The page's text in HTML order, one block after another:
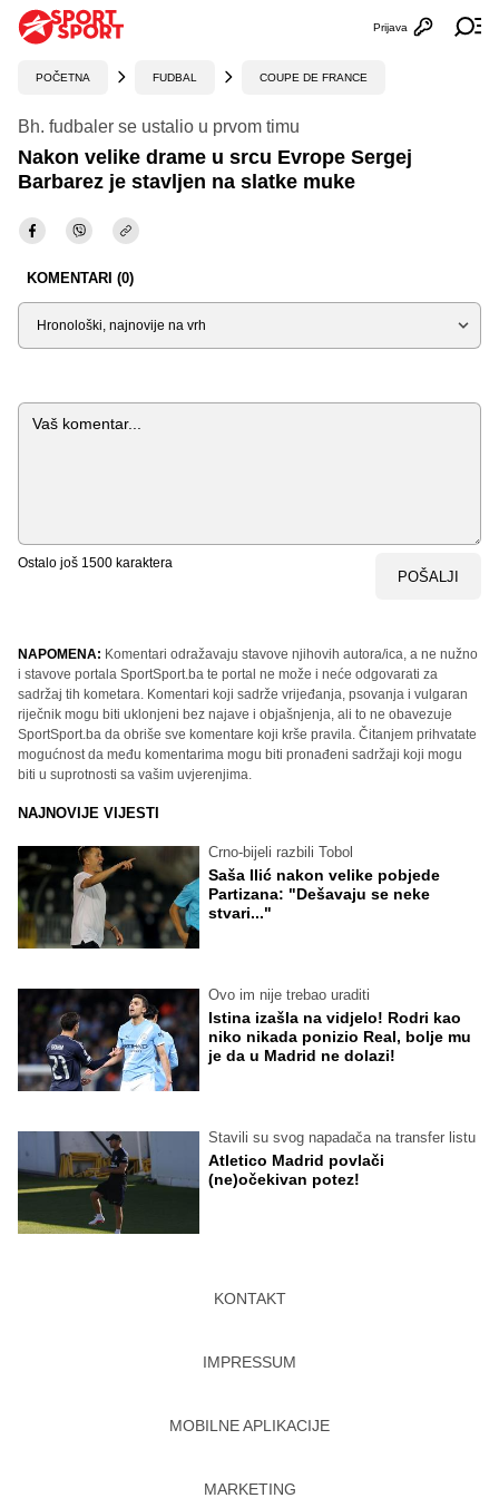
Otvori
Prijava
POČETNA FUDBAL COUPE DE FRANCE
Bh. fudbaler se ustalio u prvom timu
Nakon velike drame u srcu Evrope Sergej
Barbarez je stavljen na slatke muke
KOMENTARI (0)
Sortiraj
Komentar
Ostalo još 1500 karaktera
POŠALJI
NAPOMENA: Komentari odražavaju stavove njihovih autora/ica, a ne nužno
i stavove portala SportSport.ba te portal ne može i neće odgovarati za
sadržaj tih kometara. Komentari koji sadrže vrijeđanja, psovanja i vulgaran
riječnik mogu biti uklonjeni bez najave i objašnjenja, ali to ne obavezuje
SportSport.ba da obriše sve komentare koji krše pravila. Čitanjem prihvatate
mogućnost da među komentarima mogu biti pronađeni sadržaji koji mogu
biti u suprotnosti sa vašim uvjerenjima.
NAJNOVIJE VIJESTI
Crno-bijeli razbili Tobol
Saša Ilić nakon velike pobjede
Partizana: "Dešavaju se neke
stvari..."
Ovo im nije trebao uraditi
Istina izašla na vidjelo! Rodri kao
niko nikada ponizio Real, bolje mu
je da u Madrid ne dolazi!
Stavili su svog napadača na transfer listu
Atletico Madrid povlači
(ne)očekivan potez!
KONTAKT
IMPRESSUM
MOBILNE APLIKACIJE
MARKETING